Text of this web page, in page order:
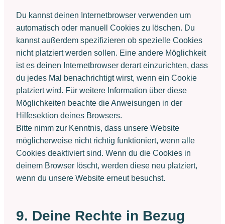
Du kannst deinen Internetbrowser verwenden um
automatisch oder manuell Cookies zu löschen. Du
kannst außerdem spezifizieren ob spezielle Cookies
nicht platziert werden sollen. Eine andere Möglichkeit
ist es deinen Internetbrowser derart einzurichten, dass
du jedes Mal benachrichtigt wirst, wenn ein Cookie
platziert wird. Für weitere Information über diese
Möglichkeiten beachte die Anweisungen in der
Hilfesektion deines Browsers.
Bitte nimm zur Kenntnis, dass unsere Website
möglicherweise nicht richtig funktioniert, wenn alle
Cookies deaktiviert sind. Wenn du die Cookies in
deinem Browser löscht, werden diese neu platziert,
wenn du unsere Website erneut besuchst.
9. Deine Rechte in Bezug